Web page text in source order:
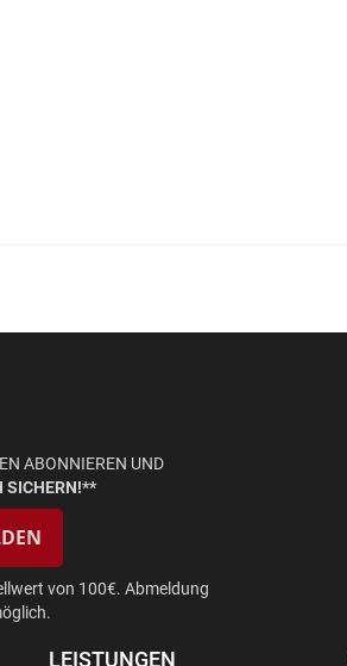
ABONNIEREN UND
SICHERN!**
von 100€. Abmeldung
LEISTUNGEN